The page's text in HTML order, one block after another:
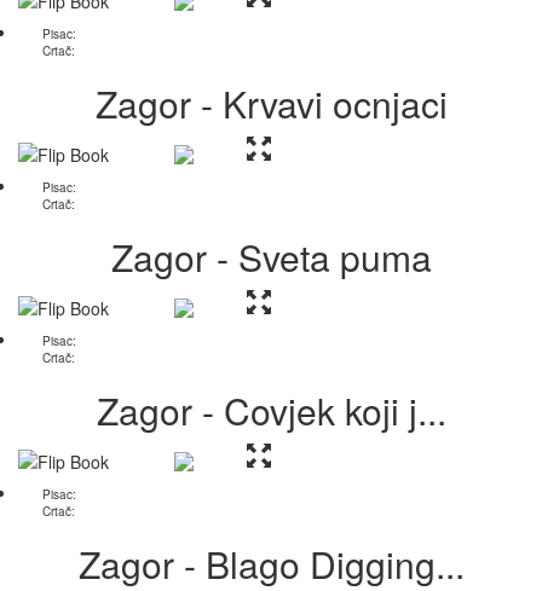
Pisac:
Crtač:
Zagor - Krvavi ocnjaci
Pisac:
Crtač:
Zagor - Sveta puma
Pisac:
Crtač:
Zagor - Covjek koji j...
Pisac:
Crtač:
Zagor - Blago Digging...